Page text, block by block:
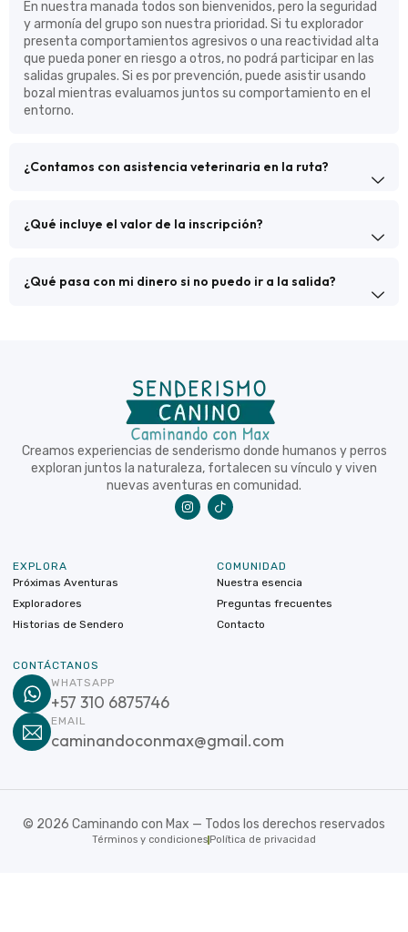
En nuestra manada todos son bienvenidos, pero la seguridad
y armonía del grupo son nuestra prioridad. Si tu explorador
presenta comportamientos agresivos o una reactividad alta
que pueda poner en riesgo a otros, no podrá participar en las
salidas grupales. Si es por prevención, puede asistir usando
bozal mientras evaluamos juntos su comportamiento en el
entorno.
¿Contamos con asistencia veterinaria en la ruta?
¿Qué incluye el valor de la inscripción?
¿Qué pasa con mi dinero si no puedo ir a la salida?
Creamos experiencias de senderismo donde humanos y perros
exploran juntos la naturaleza, fortalecen su vínculo y viven
nuevas aventuras en comunidad.
EXPLORA
Próximas Aventuras
Exploradores
Historias de Sendero
COMUNIDAD
Nuestra esencia
Preguntas frecuentes
Contacto
CONTÁCTANOS
WHATSAPP
+57 310 6875746
EMAIL
caminandoconmax@gmail.com
© 2026 Caminando con Max — Todos los derechos reservados
Términos y condiciones Política de privacidad